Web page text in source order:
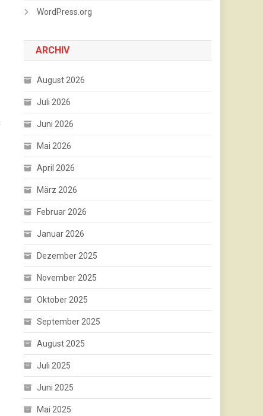
WordPress.org
ARCHIV
August 2026
Juli 2026
Juni 2026
Mai 2026
April 2026
März 2026
Februar 2026
Januar 2026
Dezember 2025
November 2025
Oktober 2025
September 2025
August 2025
Juli 2025
Juni 2025
Mai 2025